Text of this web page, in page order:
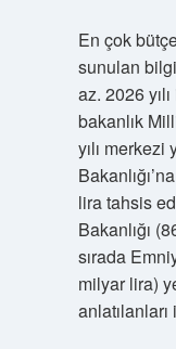
En çok
sunulan
az. 2026
bakanlık
yılı
lira tahsis
Bakanlığı
sırada
milyar lira)